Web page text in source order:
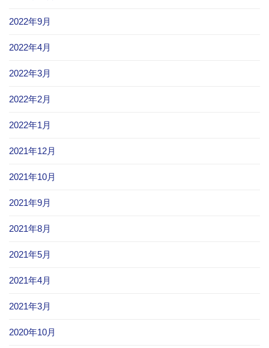
2022年9月
2022年4月
2022年3月
2022年2月
2022年1月
2021年12月
2021年10月
2021年9月
2021年8月
2021年5月
2021年4月
2021年3月
2020年10月